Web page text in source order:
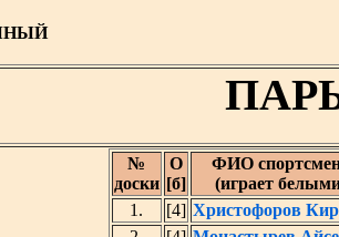
№
доски
O
[б]
ФИО
(играет
1.
[4] Христофоров